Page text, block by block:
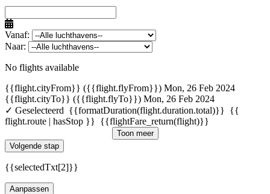
Vanaf:
Naar:
No flights available
{{flight.cityFrom}} ({{flight.flyFrom}}) Mon, 26 Feb 2024
{{flight.cityTo}} ({{flight.flyTo}}) Mon, 26 Feb 2024
✓ Geselecteerd {{formatDuration(flight.duration.total)}} {{
flight.route | hasStop }} {{flightFare_return(flight)}}
Toon meer
Volgende stap
{{selectedTxt[2]}}
Aanpassen